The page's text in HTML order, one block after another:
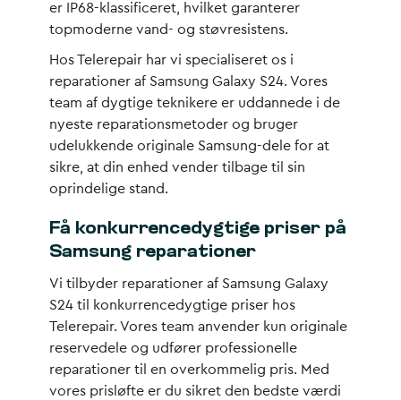
er IP68-klassificeret, hvilket garanterer
topmoderne vand- og støvresistens.
Hos Telerepair har vi specialiseret os i
reparationer af Samsung Galaxy S24. Vores
team af dygtige teknikere er uddannede i de
nyeste reparationsmetoder og bruger
udelukkende originale Samsung-dele for at
sikre, at din enhed vender tilbage til sin
oprindelige stand.
Få konkurrencedygtige priser på
Samsung reparationer
Vi tilbyder reparationer af Samsung Galaxy
S24 til konkurrencedygtige priser hos
Telerepair. Vores team anvender kun originale
reservedele og udfører professionelle
reparationer til en overkommelig pris. Med
vores prisløfte er du sikret den bedste værdi